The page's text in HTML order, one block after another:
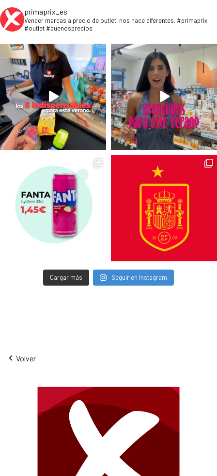
primaprix_es
Vender marcas a precio de outlet, nos hace diferentes. #primaprix
#outlet #buenosprecios
Cargar más Seguir en Instagram
Volver